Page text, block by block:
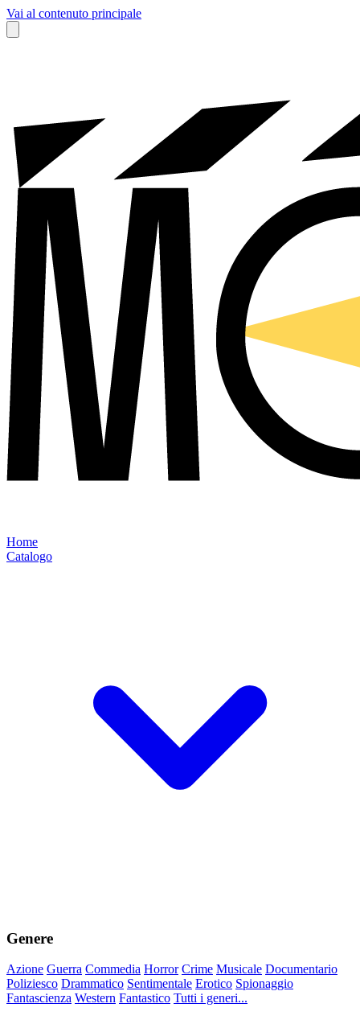
Vai al contenuto principale
Home
Catalogo
Genere
Azione Guerra Commedia Horror Crime Musicale Documentario
Poliziesco Drammatico Sentimentale Erotico Spionaggio
Fantascienza Western Fantastico Tutti i generi...